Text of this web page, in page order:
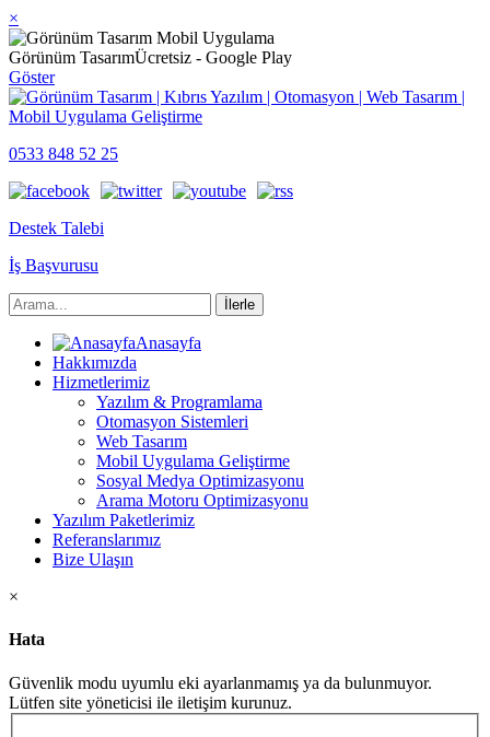
×
Görünüm TasarımÜcretsiz - Google Play
Göster
0533 848 52 25
Destek Talebi
İş Başvurusu
Anasayfa
Hakkımızda
Hizmetlerimiz
Yazılım & Programlama
Otomasyon Sistemleri
Web Tasarım
Mobil Uygulama Geliştirme
Sosyal Medya Optimizasyonu
Arama Motoru Optimizasyonu
Yazılım Paketlerimiz
Referanslarımız
Bize Ulaşın
×
Hata
Güvenlik modu uyumlu eki ayarlanmamış ya da bulunmuyor.
Lütfen site yöneticisi ile iletişim kurunuz.